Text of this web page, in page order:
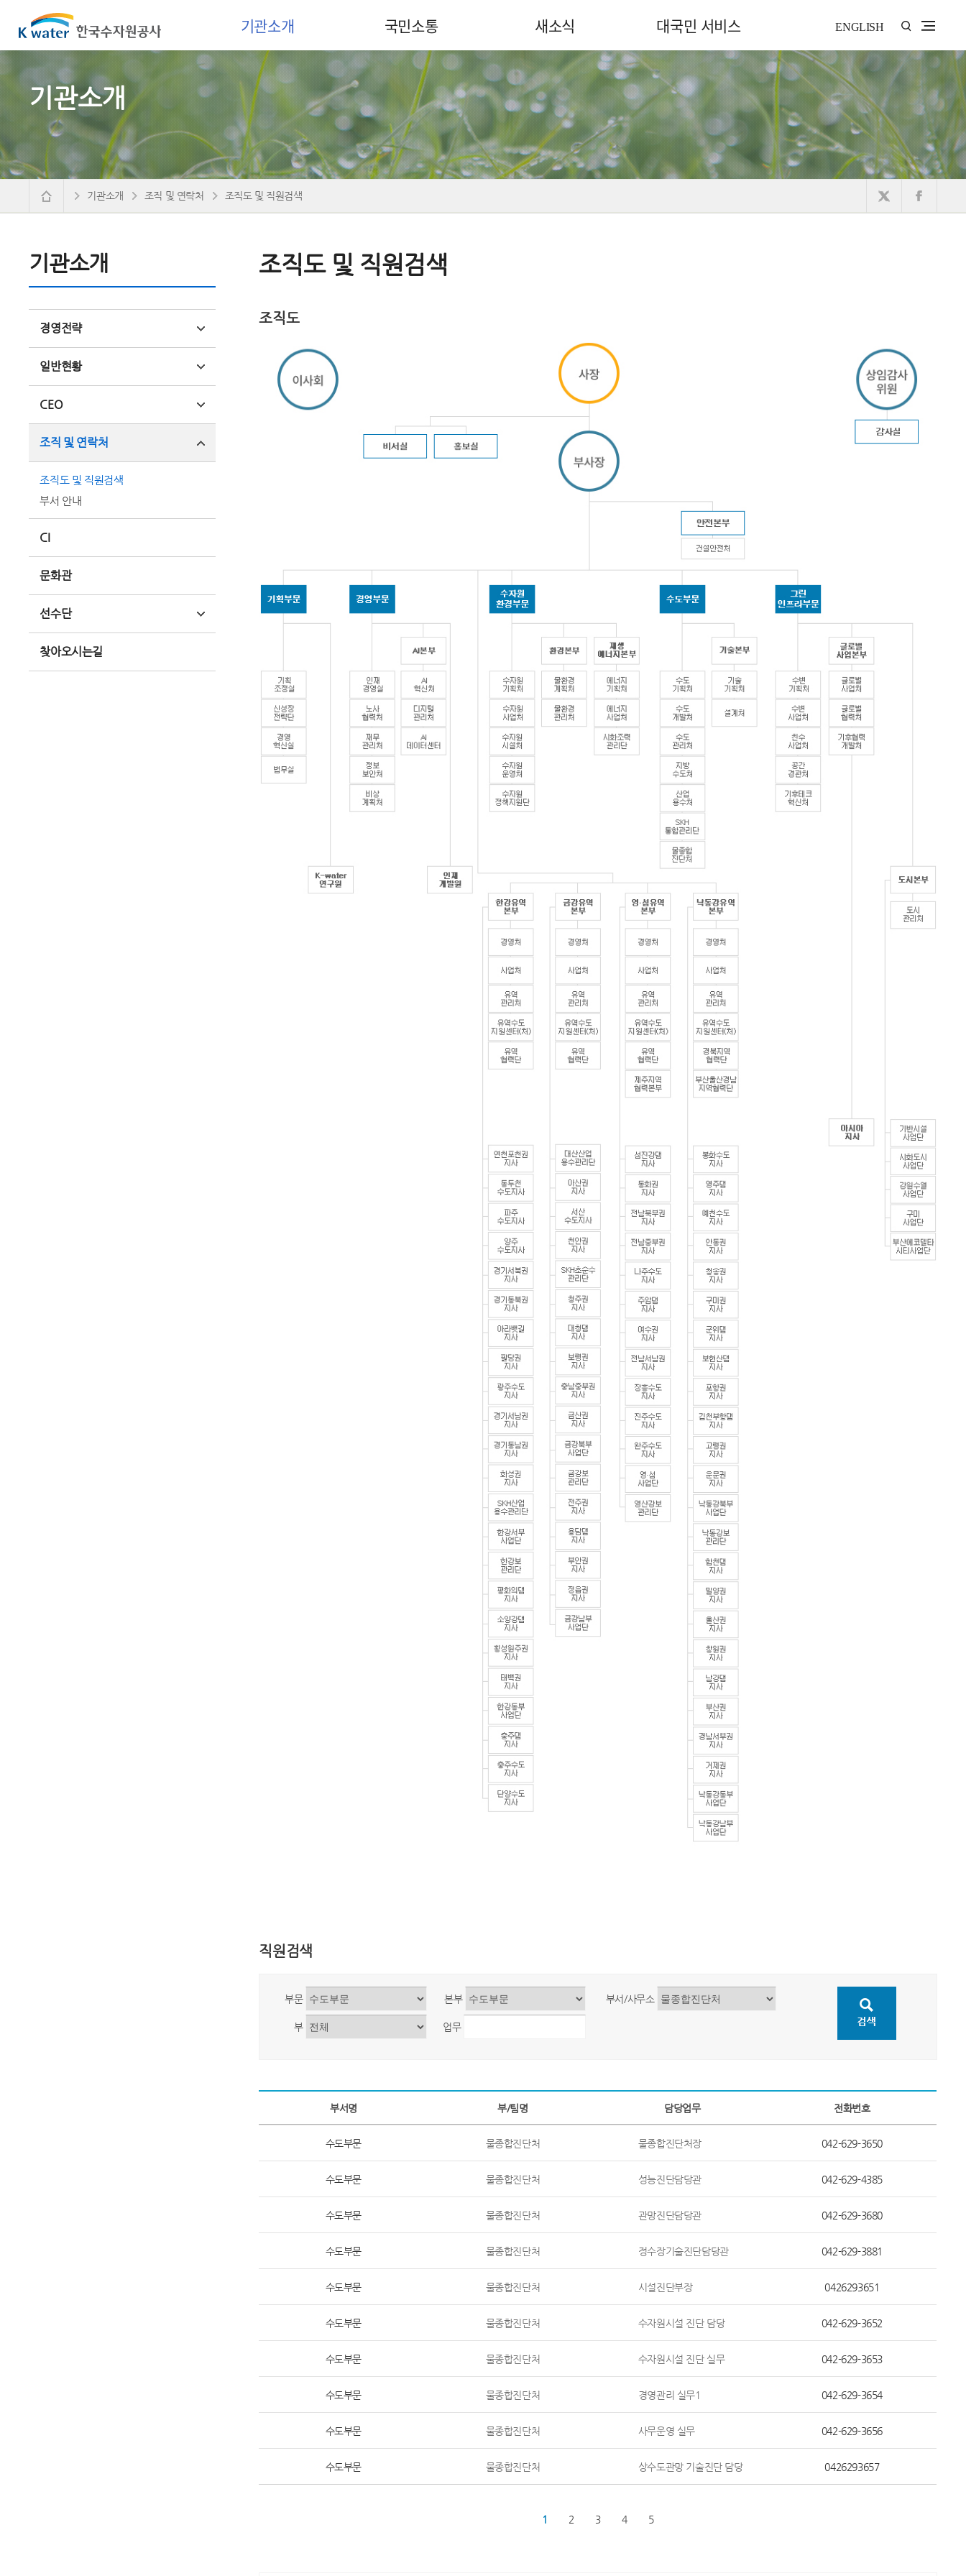
기관소개 국민소통 새소식 대국민 서비스 ENGLISH
기관소개
기관소개
경영전략
일반현황
CEO
조직 및 연락처
조직도 및 직원검색
부서 안내
CI
문화관
선수단
찾아오시는길
기관소개 조직 및 연락처 조직도 및 직원검색
조직도 및 직원검색
조직도
직원검색
부문 본부 부서/사무소
부 업무
부서명 부/팀명 담당업무 전화번호
수도부문 물종합진단처 물종합진단처장 042-629-3650
수도부문 물종합진단처 성능진단담당관 042-629-4385
수도부문 물종합진단처 관망진단담당관 042-629-3680
수도부문 물종합진단처 정수장기술진단담당관 042-629-3881
수도부문 물종합진단처 시설진단부장 0426293651
수도부문 물종합진단처 수자원시설 진단 담당 042-629-3652
수도부문 물종합진단처 수자원시설 진단 실무 042-629-3653
수도부문 물종합진단처 경영관리 실무1 042-629-3654
수도부문 물종합진단처 사무운영 실무 042-629-3656
수도부문 물종합진단처 상수도관망 기술진단 담당 0426293657
1 2 3 4 5